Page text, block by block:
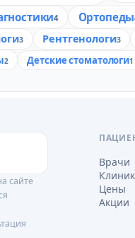
4 Ортопеды
3 Рентгенологи3
2 Детские стоматологи1
сайте
Врачи
Цены
Акции